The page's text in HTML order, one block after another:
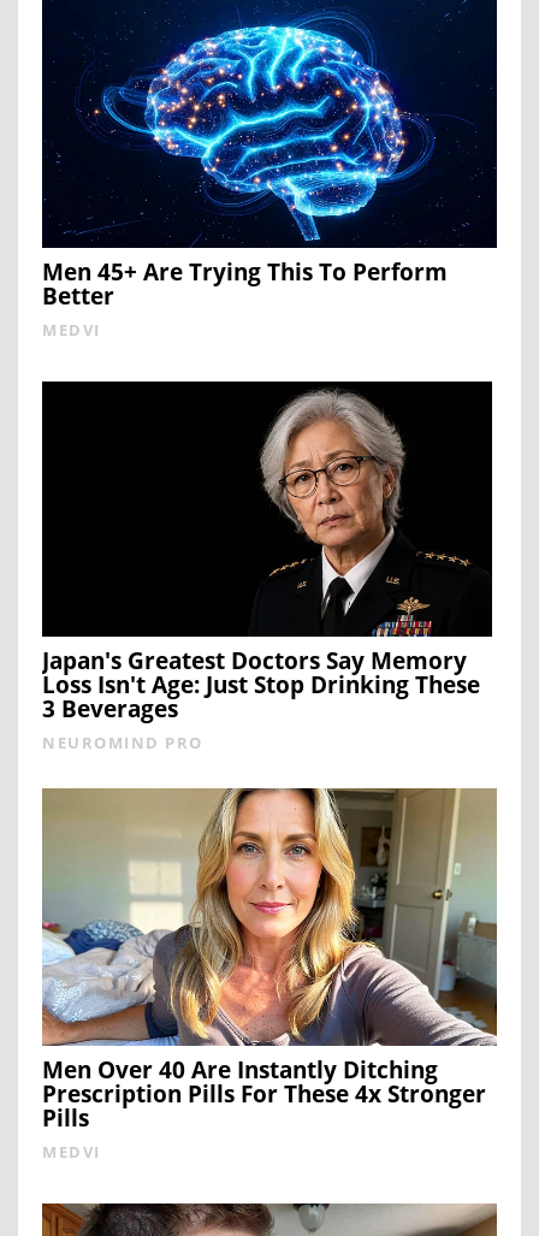
Men 45+ Are Trying This To Perform
Better
MEDVI
Japan's Greatest Doctors Say Memory
Loss Isn't Age: Just Stop Drinking These
3 Beverages
NEUROMIND PRO
Men Over 40 Are Instantly Ditching
Prescription Pills For These 4x Stronger
Pills
MEDVI